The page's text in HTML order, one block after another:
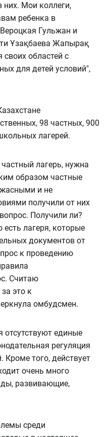
них. Мои коллеги,
ребенка в
Гульжан и
Ұзақбаева Жапырақ
областей с
для детей условий",
98 частных, 900
лагерей.
лагерь, нужна
образом частные
и не
получили от них
Получили ли?
лагеря, которые
документов от
к проведению
Считаю
это к
омбудсмен.
отсутствуют единые
регуляция
Кроме того, действует
очень много
развивающие,
среди